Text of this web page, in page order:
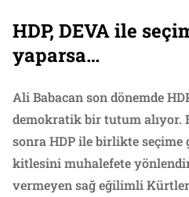
HDP, DEVA ile
yaparsa…
Ali Babacan son dönemde
demokratik bir tutum alıyor.
sonra HDP ile birlikte
kitlesini muhalefete
vermeyen sağ eğilimli